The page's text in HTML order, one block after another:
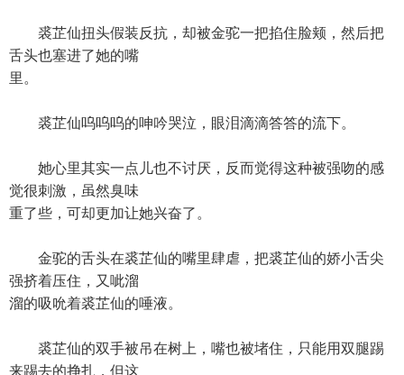
裘芷仙扭头假装反抗，却被金驼一把掐住脸颊，然后把
舌头也塞进了她的嘴
里。
裘芷仙呜呜呜的呻吟哭泣，眼泪滴滴答答的流下。
她心里其实一点儿也不讨厌，反而觉得这种被强吻的感
觉很刺激，虽然臭味
重了些，可却更加让她兴奋了。
金驼的舌头在裘芷仙的嘴里肆虐，把裘芷仙的娇小舌尖
强挤着压住，又呲溜
溜的吸吮着裘芷仙的唾液。
裘芷仙的双手被吊在树上，嘴也被堵住，只能用双腿踢
来踢去的挣扎，但这